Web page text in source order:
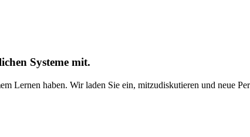
Systeme mit.
Lernen haben. Wir laden Sie ein, mitzudiskutieren und neue